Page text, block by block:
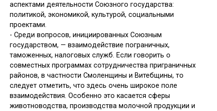
аспектами деятельности Союзного государства:
политикой, экономикой, культурой, социальными
проектами.
- Среди вопросов, инициированных Союзным
государством, — взаимо­действие пограничных,
таможенных, налоговых служб. Если говорить о
совместных программах сотрудниче­ства приграничных
районов, в част­ности Смоленщины и Витебщины, то
следует отметить, что здесь очень ши­рокое поле
взаимодействия. Особенно это касается сферы
животноводства, производства молочной продукции и